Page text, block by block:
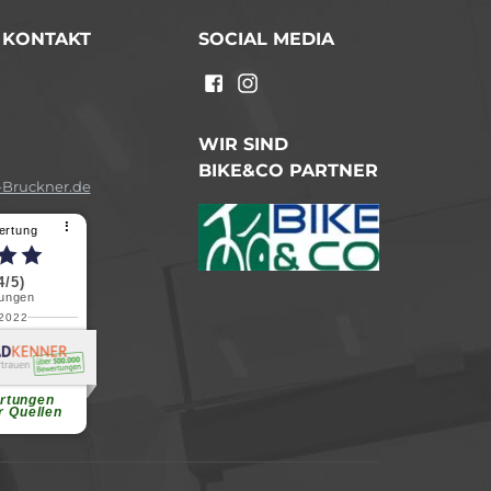
⠇
5)
Quellen
B.
SOCIAL MEDIA
WIR SIND
BIKE&CO PARTNER